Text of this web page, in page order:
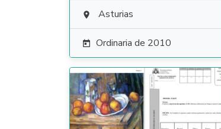
 Asturias
 Ordinaria de 2010